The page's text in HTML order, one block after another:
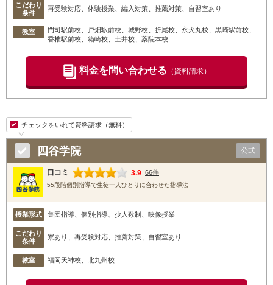
こだわり
条件
再受験対応、体験授業、編入対策、推薦対策、自習室あり
教室 門司駅前校 、戸畑駅前校 、城野校 、折尾校 、永犬丸校 、黒崎駅前校
香椎駅前校 、箱崎校 、土井校 、薬院本校
料金を問い合わせる （資料請求）
チェックをいれて資料請求（無料）
四谷学院 公式
口コミ 3.9 66件
55段階個別指導で生徒一人ひとりに合わせた指導法
授業形式 集団指導、個別指導、少人数制、映像授業
こだわり
条件
寮あり、再受験対応、推薦対策、自習室あり
教室 福岡天神校 、北九州校